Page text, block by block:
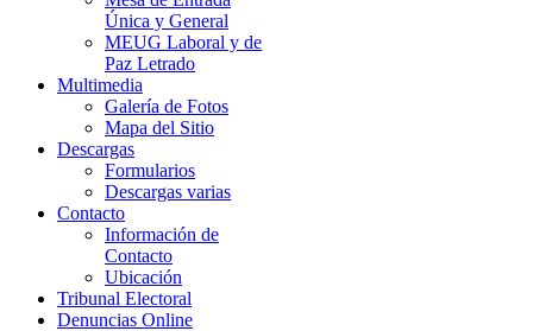
Única y General
MEUG Laboral y de
Paz Letrado
Multimedia
Galería de Fotos
Mapa del Sitio
Descargas
Formularios
Descargas varias
Contacto
Información de
Contacto
Ubicación
Tribunal Electoral
Denuncias Online